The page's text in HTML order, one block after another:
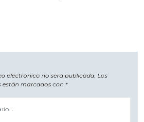
electrónico no será publicada. Los
marcados con *